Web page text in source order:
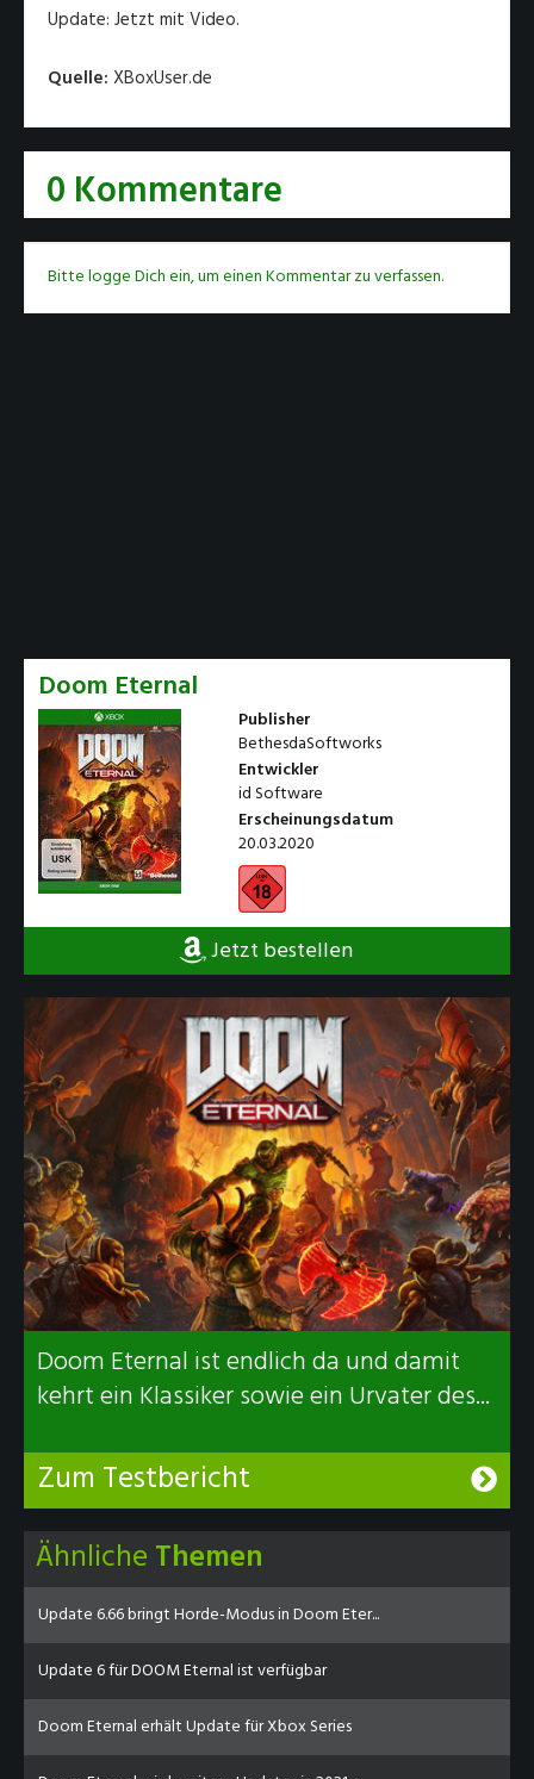
Update: Jetzt mit Video.
Quelle: XBoxUser.de
0 Kommentare
Bitte logge Dich ein, um einen Kommentar zu verfassen.
Doom Eternal
Publisher
BethesdaSoftworks
Entwickler
id Software
Erscheinungsdatum
20.03.2020
Jetzt bestellen
Doom Eternal ist endlich da und damit
kehrt ein Klassiker sowie ein Urvater des...
Zum Testbericht
Ähnliche Themen
Update 6.66 bringt Horde-Modus in Doom Eter...
Update 6 für DOOM Eternal ist verfügbar
Doom Eternal erhält Update für Xbox Series